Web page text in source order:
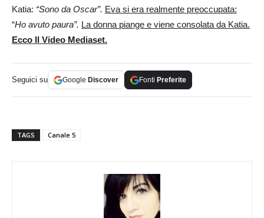
Katia: “Sono da Oscar”. Eva si era realmente preoccupata:
“Ho avuto paura”. La donna piange e viene consolata da Katia.
Ecco Il Video Mediaset.
Seguici su Google Discover Fonti Preferite
TAGS Canale 5